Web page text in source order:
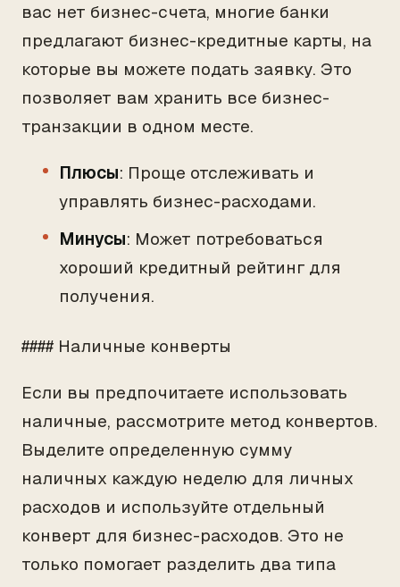
вас нет бизнес-счета, многие банки
предлагают бизнес-кредитные карты, на
которые вы можете подать заявку. Это
позволяет вам хранить все бизнес-
транзакции в одном месте.
Плюсы: Проще отслеживать и
управлять бизнес-расходами.
Минусы: Может потребоваться
хороший кредитный рейтинг для
получения.
#### Наличные конверты
Если вы предпочитаете использовать
наличные, рассмотрите метод конвертов.
Выделите определенную сумму
наличных каждую неделю для личных
расходов и используйте отдельный
конверт для бизнес-расходов. Это не
только помогает разделить два типа